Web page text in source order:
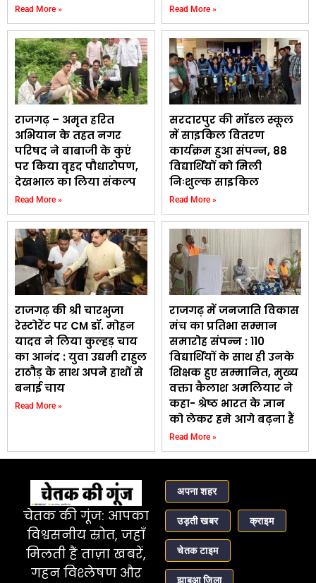
Read More » Read More »
राजगढ़ – अमृत हरित
अभियान के तहत नगर
परिषद ने बाबाजी के कुएं
पर किया वृहद पौधारोपण,
देखभाल का लिया संकल्प
Read More »
सरदारपुर की मॉडल स्कूल
में साइकिल वितरण
कार्यक्रम हुआ संपन्न, 88
विद्यार्थियों को मिली
निःशुल्क साइकिल
Read More »
राजगढ़ की श्री चारभुजा
रेस्टोरेंट पर CM डॉ. मोहन
यादव ने लिया कुल्हड़ चाय
का आनंद : युवा उद्यमी राहुल
राठौड़ के साथ अपने हाथों से
बनाई चाय
Read More »
राजगढ़ में जनजाति विकास
मंच का प्रतिभा सम्मान
समारोह संपन्न : 110
विद्यार्थियों के साथ ही उनके
शिक्षक हुए सम्मानित, मुख्य
वक्ता कैलाश अमलियार ने
कहा- श्रेष्ठ भारत के ज्ञान
को लेकर हमे आगे बढ़ना हैं
Read More »
चेतक की गूंज: आपका
विश्वसनीय स्रोत, जहाँ
मिलती हैं ताज़ा खबरें,
गहन विश्लेषण और
अपना शहर
उड़ती खबर क्राइम
चेतक टाइम
झाबुआ जिला